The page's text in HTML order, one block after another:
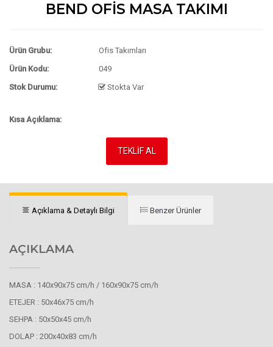
BEND OFİS MASA TAKIMI
Ürün Grubu:
Ofis Takımları
Ürün Kodu:
049
Stok Durumu:
Stokta Var
Kısa Açıklama:
TEKLİF AL
Açıklama & Detaylı Bilgi Benzer Ürünler
AÇIKLAMA
MASA : 140x90x75 cm/h / 160x90x75 cm/h
ETEJER : 50x46x75 cm/h
SEHPA : 50x50x45 cm/h
DOLAP : 200x40x83 cm/h